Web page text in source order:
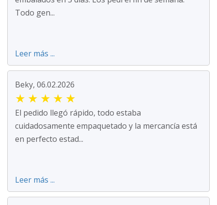
Todo gen...
Leer más ...
Beky, 06.02.2026
★ ★ ★ ★ ★
El pedido llegó rápido, todo estaba
cuidadosamente empaquetado y la mercancía está
en perfecto estad...
Leer más ...